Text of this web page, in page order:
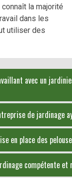
la majorité
dans les
utiliser des
avec un
de jardinage
en place des
compétente